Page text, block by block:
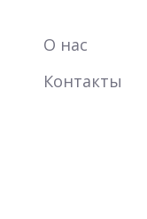
О нас
Контакты